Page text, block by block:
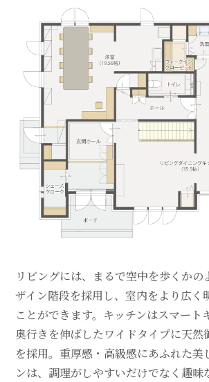
リビングには、まるで空中を歩くか
ザイン階段を採用し、室内をより広く
ことができます。キッチンはスマート
奥行きを伸ばしたワイドタイプに天然
を採用。重厚感・高級感にあふれた美
ンは、調理がしやすいだけでなく趣味